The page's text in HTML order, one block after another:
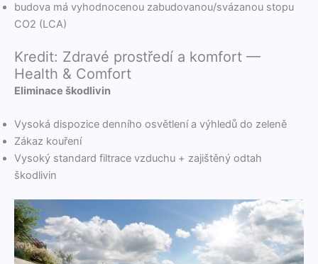
budo­va má vyhod­no­ce­nou zabudovanou/svázanou stopu
CO2 (LCA)
Kredit: Zdravé prostředí a komfort —
Health & Comfort
Elim­i­nace škodlivin
Vysoká dis­poz­ice den­ního osvětlení a výh­ledů do zeleně
Zákaz kouření
Vysoký stan­dard fil­trace vzduchu + zajištěný odtah
škodlivin